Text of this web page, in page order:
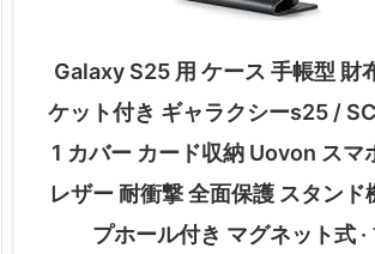
Galaxy S25 用 ケース 手帳型 財
ケット付き ギャラクシーs25 /
1 カバー カード収納 Uovon スマ
レザー 耐衝撃 全面保護 スタンド
プホール付き マグネット式 ·